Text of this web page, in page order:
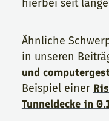
hierbei seit
Ähnliche
in unseren
und
Beispiel einer
Tunneldecke in